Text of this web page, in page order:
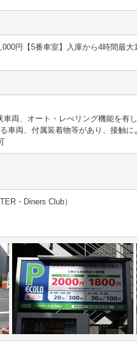
円【5番車室】入庫から4時間最
両、オート・レべリング機能を有
車両、付属装着物等があり、接触
・Diners Club）